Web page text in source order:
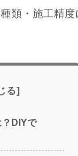
類・施工精
DIYで